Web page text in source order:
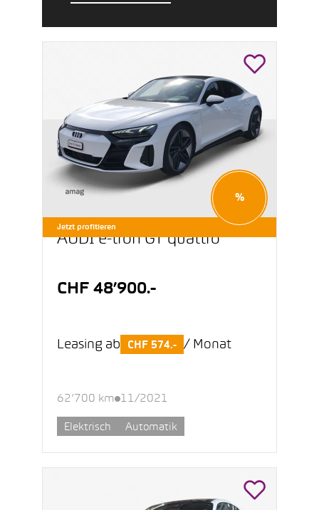
Jetzt profitieren
%
AUDI e-tron GT quattro
CHF 48’900.-
Leasing ab CHF 574.- / Monat
62’700 km 11/2021
Elektrisch Automatik